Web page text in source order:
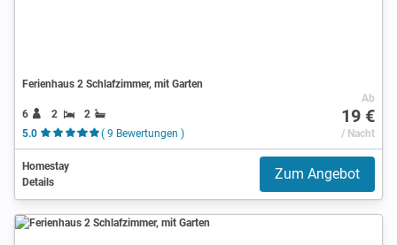
Ferienhaus 2 Schlafzimmer, mit Garten
6 2
2
5.0
( 9 Bewertungen )
Ab
19 €
/ Nacht
Homestay
Details
Zum Angebot